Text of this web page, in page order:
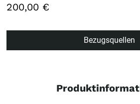
200,00 €
Bezugsquellen